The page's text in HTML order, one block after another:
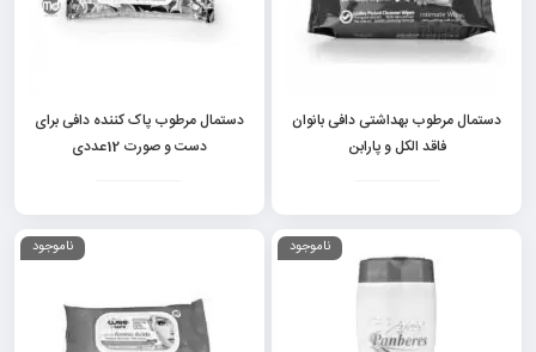
دستمال مرطوب بهداشتی دافی بانوان
فاقد الکل و پارابن
دستمال مرطوب پاک کننده دافی برای
دست و صورت 12عددی
ناموجود ناموجود